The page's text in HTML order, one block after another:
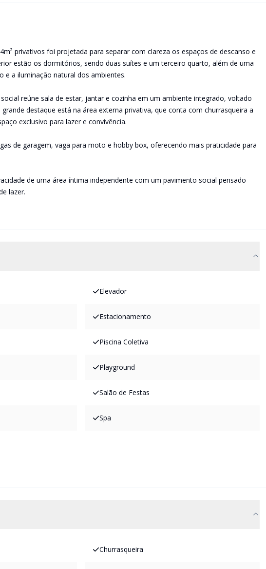
privativos foi projetada para separar com clareza os espaços de descanso e
estão os dormitórios, sendo duas suítes e um terceiro quarto, além de uma
e a iluminação natural dos ambientes.
reúne sala de estar, jantar e cozinha em um ambiente integrado, voltado
destaque está na área externa privativa, que conta com churrasqueira a
exclusivo para lazer e convivência.
de garagem, vaga para moto e hobby box, oferecendo mais praticidade para
de uma área íntima independente com um pavimento social pensado
lazer.
Elevador
Estacionamento
Piscina Coletiva
Playground
Salão de Festas
Spa
Churrasqueira